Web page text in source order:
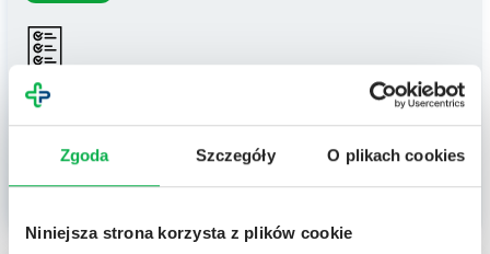
Zgoda Szczegóły O plikach cookies
Niniejsza strona korzysta z plików cookie
Decyzja
spotkaniu dostaniesz czas na przemyślenie wszystkich informacji. Jeśli
przygotujemy Cię do kolejnych kroków.